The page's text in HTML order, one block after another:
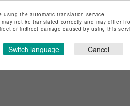
谷PARCO
法令に基づく表記はこちら
わせは こちら
using the automatic translation service.
not be translated correctly and may differ
or indirect damage caused by using this
Switch language Cancel